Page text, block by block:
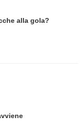
alla gola?